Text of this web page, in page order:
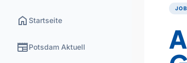
home Startseite
newspaperPotsdam Aktuell